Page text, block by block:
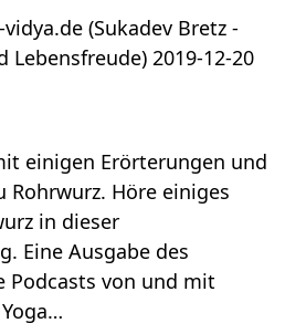
(Sukadev Bretz -
Lebensfreude) 2019-12-20
einigen Erörterungen und
Rohrwurz. Höre einiges
in dieser
Eine Ausgabe des
Podcasts von und mit